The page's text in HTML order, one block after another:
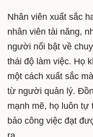
Nhân viên xuất sắc
nhân viên tài năng,
người nổi bật về
thái độ làm việc. Họ
một cách xuất sắc
từ người quản lý.
mạnh mẽ, họ luôn tự
bảo công việc đạt